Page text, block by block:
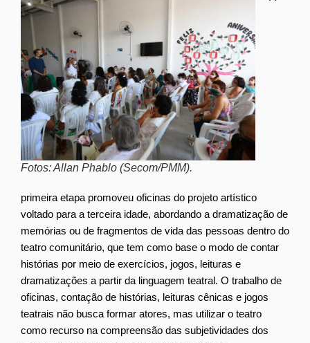
Fotos: Allan Phablo (Secom/PMM).
primeira etapa promoveu oficinas do projeto artístico
voltado para a terceira idade, abordando a dramatização de
memórias ou de fragmentos de vida das pessoas dentro do
teatro comunitário, que tem como base o modo de contar
histórias por meio de exercícios, jogos, leituras e
dramatizações a partir da linguagem teatral. O trabalho de
oficinas, contação de histórias, leituras cênicas e jogos
teatrais não busca formar atores, mas utilizar o teatro
como recurso na compreensão das subjetividades dos